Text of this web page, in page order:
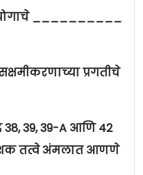
__________
प्रगतीचे
39, 39-A आणि 42
तत्वे अंमलात आणणे